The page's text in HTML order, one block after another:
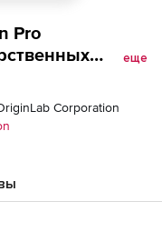
Pro
еще
Corporation